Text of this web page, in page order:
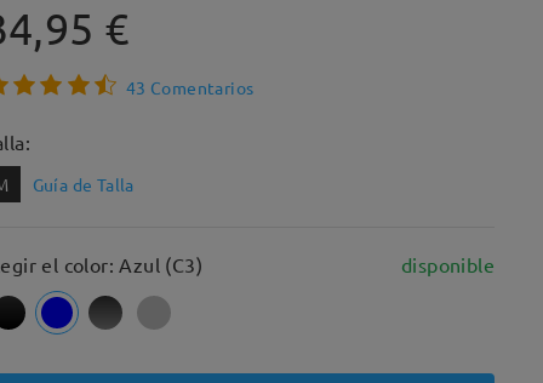
€
43 Comentarios
Guía de Talla
el color: Azul (C3) disponible